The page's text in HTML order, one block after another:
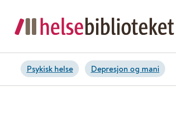
Psykisk helse Depresjon og mani